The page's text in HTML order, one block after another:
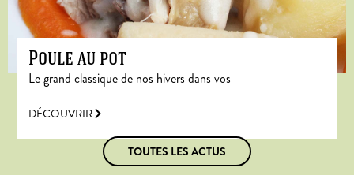
Poule au pot
Le grand classique de nos hivers dans vos
DÉCOUVRIR
TOUTES LES ACTUS